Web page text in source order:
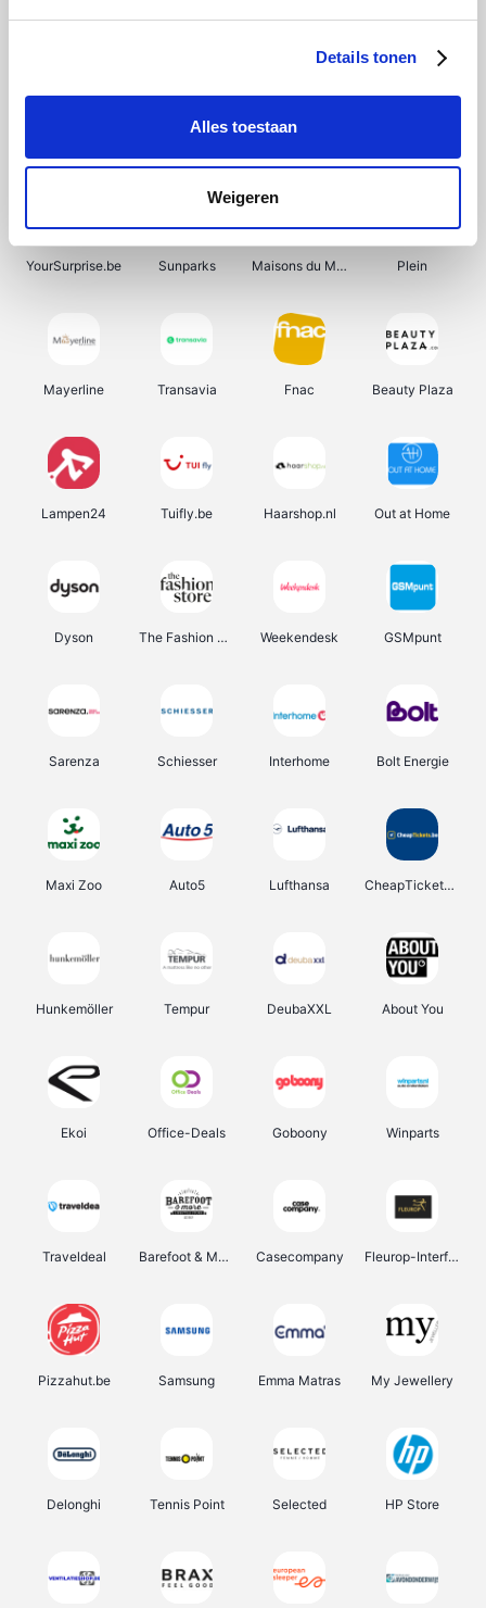
Details tonen
Alles toestaan
Weigeren
Shein Bergfreunde Pazzox Smartwatchbanden
YourSurprise.be Sunparks Maisons du Monde Plein
Mayerline Transavia Fnac Beauty Plaza
Lampen24 Tuifly.be Haarshop.nl Out at Home
Dyson The Fashion Store Weekendesk GSMpunt
Sarenza Schiesser Interhome Bolt Energie
Maxi Zoo Auto5 Lufthansa CheapTickets.be
Hunkemöller Tempur DeubaXXL About You
Ekoi Office-Deals Goboony Winparts
Traveldeal Barefoot & More Casecompany Fleurop-Interflora
Pizzahut.be Samsung Emma Matras My Jewellery
Delonghi Tennis Point Selected HP Store